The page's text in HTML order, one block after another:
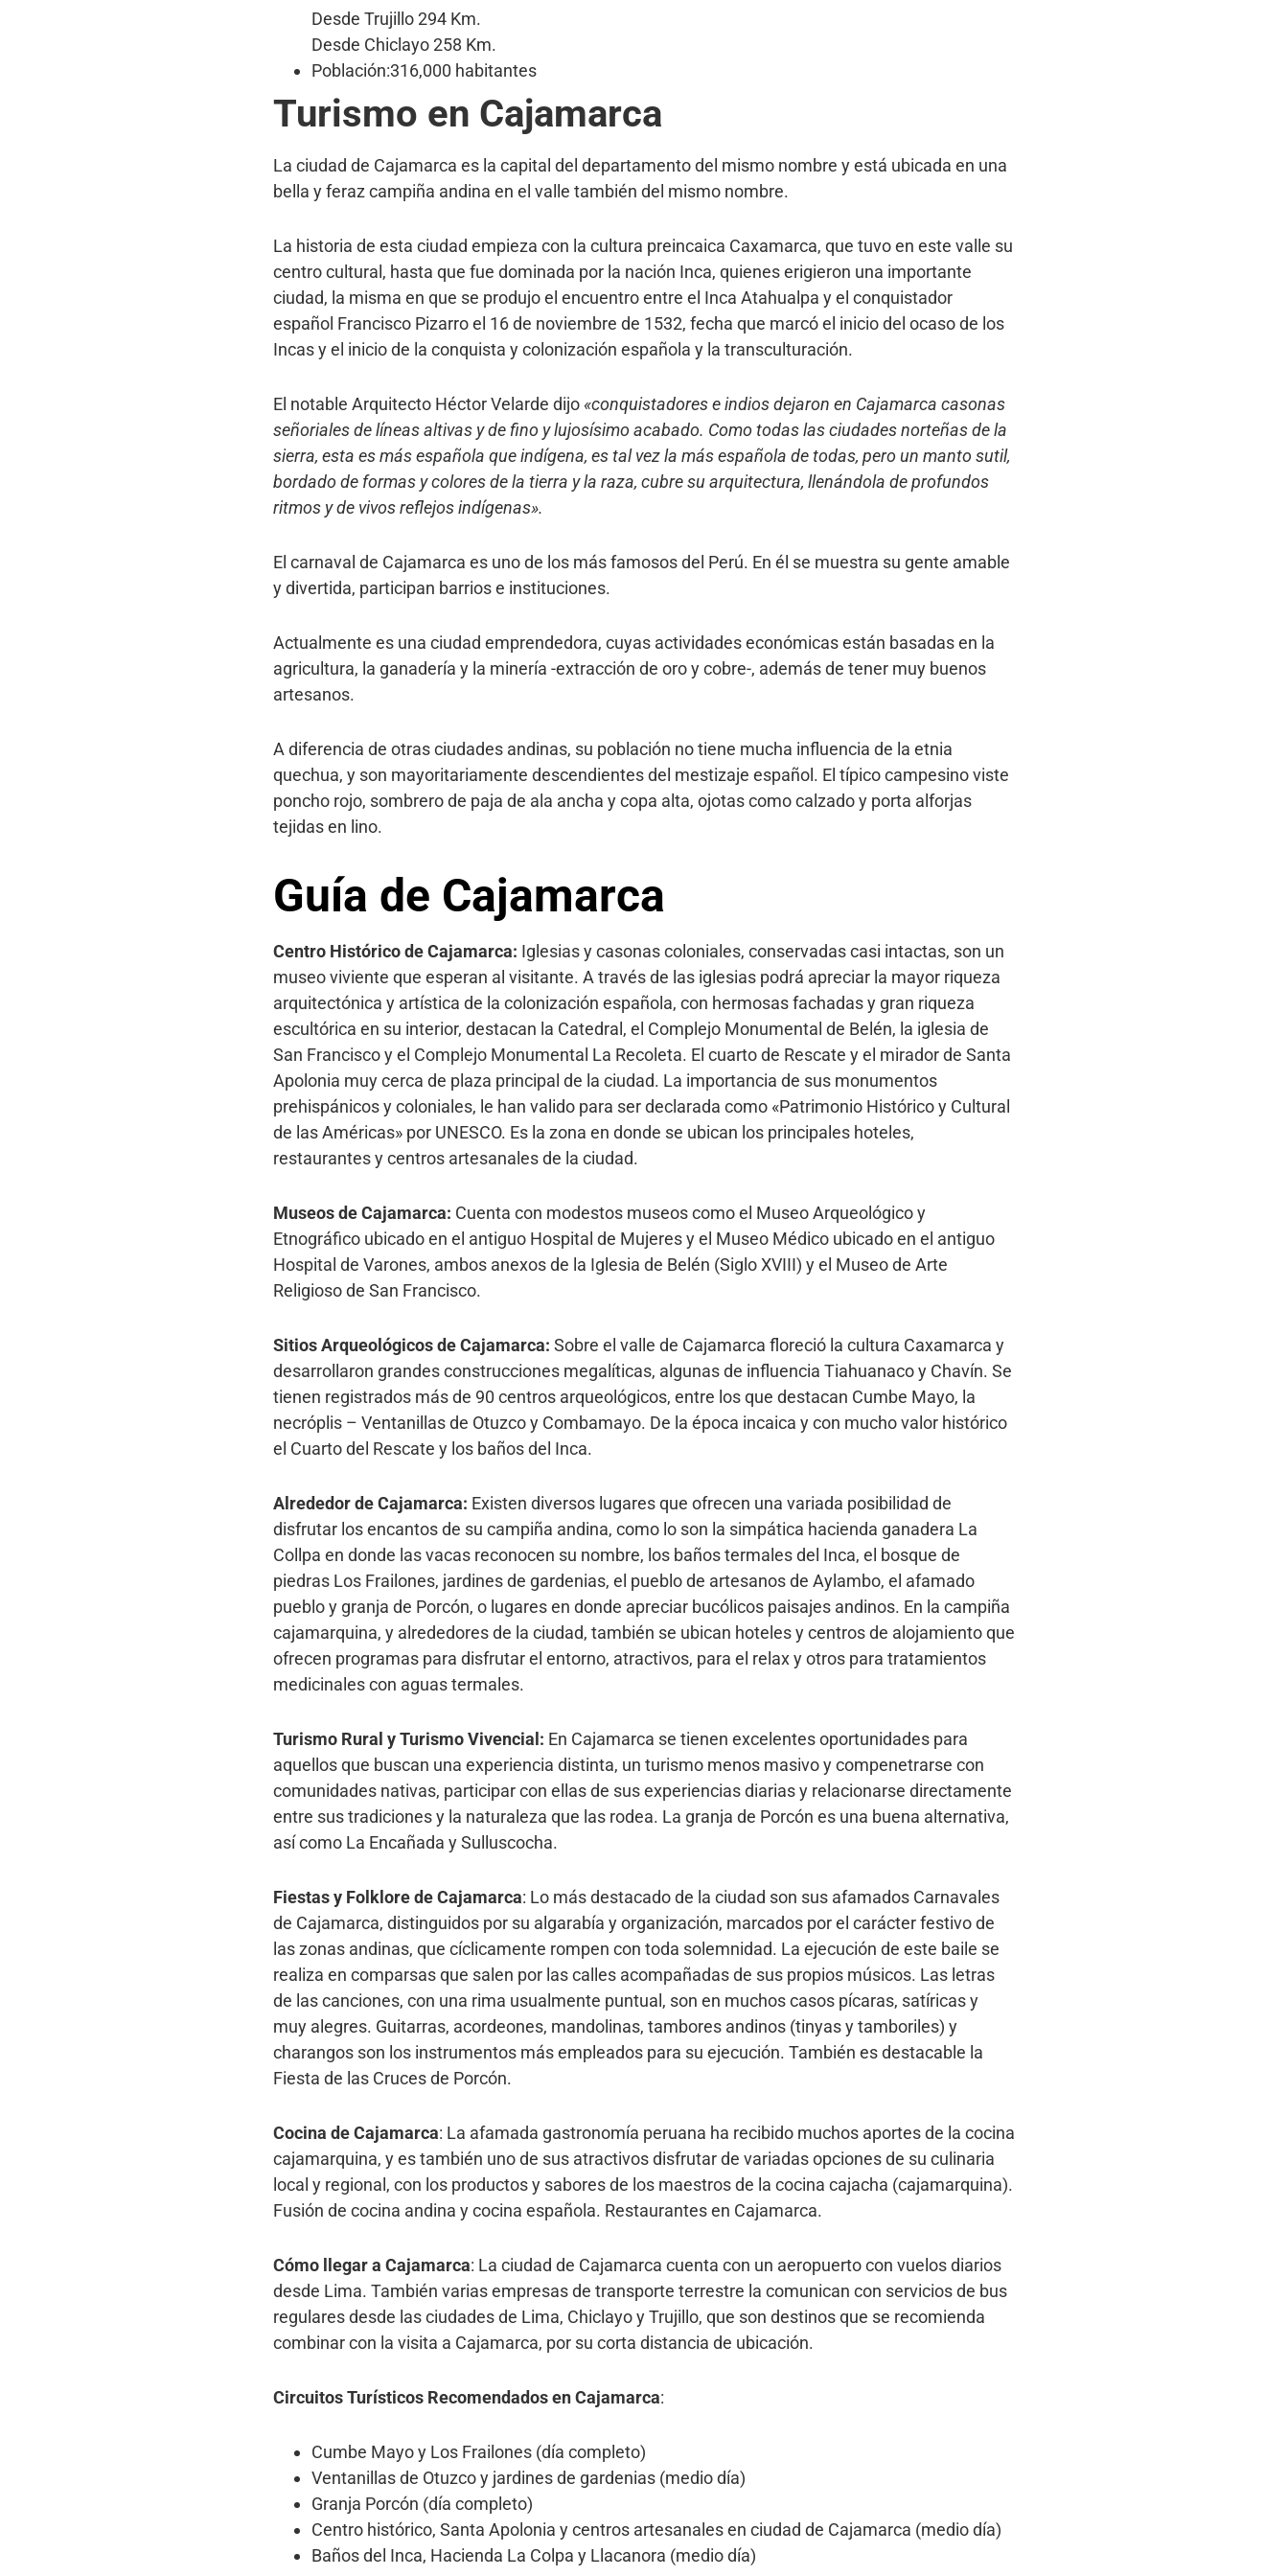
Desde Trujillo 294 Km.
Desde Chiclayo 258 Km.
Población:316,000 habitantes
Turismo en Cajamarca
La ciudad de Cajamarca es la capital del departamento del mismo nombre y está ubicada en una
bella y feraz campiña andina en el valle también del mismo nombre.
La historia de esta ciudad empieza con la cultura preincaica Caxamarca, que tuvo en este valle su
centro cultural, hasta que fue dominada por la nación Inca, quienes erigieron una importante
ciudad, la misma en que se produjo el encuentro entre el Inca Atahualpa y el conquistador
español Francisco Pizarro el 16 de noviembre de 1532, fecha que marcó el inicio del ocaso de los
Incas y el inicio de la conquista y colonización española y la transculturación.
El notable Arquitecto Héctor Velarde dijo«conquistadores e indios dejaron en Cajamarca casonas
señoriales de líneas altivas y de fino y lujosísimo acabado. Como todas las ciudades norteñas de la
sierra, esta es más española que indígena, es tal vez la más española de todas, pero un manto sutil,
bordado de formas y colores de la tierra y la raza, cubre su arquitectura, llenándola de profundos
ritmos y de vivos reflejos indígenas».
El carnaval de Cajamarca es uno de los más famosos del Perú. En él se muestra su gente amable
y divertida, participan barrios e instituciones.
Actualmente es una ciudad emprendedora, cuyas actividades económicas están basadas en la
agricultura, la ganadería y la minería -extracción de oro y cobre-, además de tener muy buenos
artesanos.
A diferencia de otras ciudades andinas, su población no tiene mucha influencia de la etnia
quechua, y son mayoritariamente descendientes del mestizaje español. El típico campesino viste
poncho rojo, sombrero de paja de ala ancha y copa alta, ojotas como calzado y porta alforjas
tejidas en lino.
Guía de Cajamarca
Centro Histórico de Cajamarca: Iglesias y casonas coloniales, conservadas casi intactas, son un
museo viviente que esperan al visitante. A través de las iglesias podrá apreciar la mayor riqueza
arquitectónica y artística de la colonización española, con hermosas fachadas y gran riqueza
escultórica en su interior, destacan la Catedral, el Complejo Monumental de Belén, la iglesia de
San Francisco y el Complejo Monumental La Recoleta. El cuarto de Rescate y el mirador de Santa
Apolonia muy cerca de plaza principal de la ciudad. La importancia de sus monumentos
prehispánicos y coloniales, le han valido para ser declarada como «Patrimonio Histórico y Cultural
de las Américas» por UNESCO. Es la zona en donde se ubican los principales hoteles,
restaurantes y centros artesanales de la ciudad.
Museos de Cajamarca: Cuenta con modestos museos como el Museo Arqueológico y
Etnográfico ubicado en el antiguo Hospital de Mujeres y el Museo Médico ubicado en el antiguo
Hospital de Varones, ambos anexos de la Iglesia de Belén (Siglo XVIII) y el Museo de Arte
Religioso de San Francisco.
Sitios Arqueológicos de Cajamarca: Sobre el valle de Cajamarca floreció la cultura Caxamarca y
desarrollaron grandes construcciones megalíticas, algunas de influencia Tiahuanaco y Chavín. Se
tienen registrados más de 90 centros arqueológicos, entre los que destacan Cumbe Mayo, la
necróplis – Ventanillas de Otuzco y Combamayo. De la época incaica y con mucho valor histórico
el Cuarto del Rescate y los baños del Inca.
Alrededor de Cajamarca: Existen diversos lugares que ofrecen una variada posibilidad de
disfrutar los encantos de su campiña andina, como lo son la simpática hacienda ganadera La
Collpa en donde las vacas reconocen su nombre, los baños termales del Inca, el bosque de
piedras Los Frailones, jardines de gardenias, el pueblo de artesanos de Aylambo, el afamado
pueblo y granja de Porcón, o lugares en donde apreciar bucólicos paisajes andinos. En la campiña
cajamarquina, y alrededores de la ciudad, también se ubican hoteles y centros de alojamiento que
ofrecen programas para disfrutar el entorno, atractivos, para el relax y otros para tratamientos
medicinales con aguas termales.
Turismo Rural y Turismo Vivencial: En Cajamarca se tienen excelentes oportunidades para
aquellos que buscan una experiencia distinta, un turismo menos masivo y compenetrarse con
comunidades nativas, participar con ellas de sus experiencias diarias y relacionarse directamente
entre sus tradiciones y la naturaleza que las rodea. La granja de Porcón es una buena alternativa,
así como La Encañada y Sulluscocha.
Fiestas y Folklore de Cajamarca: Lo más destacado de la ciudad son sus afamados Carnavales
de Cajamarca, distinguidos por su algarabía y organización, marcados por el carácter festivo de
las zonas andinas, que cíclicamente rompen con toda solemnidad. La ejecución de este baile se
realiza en comparsas que salen por las calles acompañadas de sus propios músicos. Las letras
de las canciones, con una rima usualmente puntual, son en muchos casos pícaras, satíricas y
muy alegres. Guitarras, acordeones, mandolinas, tambores andinos (tinyas y tamboriles) y
charangos son los instrumentos más empleados para su ejecución. También es destacable la
Fiesta de las Cruces de Porcón.
Cocina de Cajamarca: La afamada gastronomía peruana ha recibido muchos aportes de la cocina
cajamarquina, y es también uno de sus atractivos disfrutar de variadas opciones de su culinaria
local y regional, con los productos y sabores de los maestros de la cocina cajacha (cajamarquina).
Fusión de cocina andina y cocina española. Restaurantes en Cajamarca.
Cómo llegar a Cajamarca: La ciudad de Cajamarca cuenta con un aeropuerto con vuelos diarios
desde Lima. También varias empresas de transporte terrestre la comunican con servicios de bus
regulares desde las ciudades de Lima, Chiclayo y Trujillo, que son destinos que se recomienda
combinar con la visita a Cajamarca, por su corta distancia de ubicación.
Circuitos Turísticos Recomendados en Cajamarca:
Cumbe Mayo y Los Frailones (día completo)
Ventanillas de Otuzco y jardines de gardenias (medio día)
Granja Porcón (día completo)
Centro histórico, Santa Apolonia y centros artesanales en ciudad de Cajamarca (medio día)
Baños del Inca, Hacienda La Colpa y Llacanora (medio día)